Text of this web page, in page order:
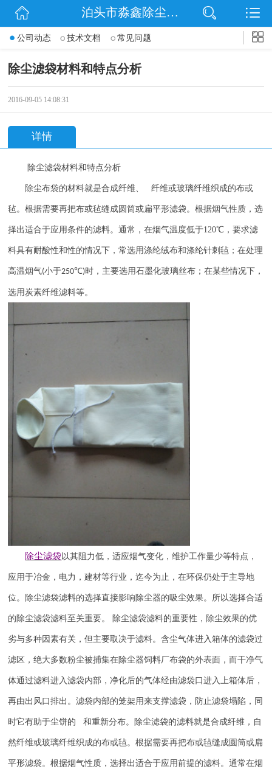
网站首页
泊头市淼鑫除尘配件销售处
公司动态 技术文档 常见问题
除尘滤袋材料和特点分析
2016-09-05 14:08:31
详情
除尘滤袋材料和特点分析
除尘布袋的材料就是合成纤维、 纤维或玻璃纤维织成的布或
毡。根据需要再把布或毡缝成圆筒或扁平形滤袋。根据烟气性质，选
择出适合于应用条件的滤料。通常，在烟气温度低于120℃，要求滤
料具有耐酸性和性的情况下，常选用涤纶绒布和涤纶针刺毡；在处理
高温烟气(小于250℃)时，主要选用石墨化玻璃丝布；在某些情况下，
选用炭素纤维滤料等。
除尘滤袋 以其阻力低，适应烟气变化，维护工作量少等特点，
应用于冶金，电力，建材等行业，迄今为止，在环保仍处于主导地
位。除尘滤袋滤料的选择直接影响除尘器的吸尘效果。所以选择合适
的除尘滤袋滤料至关重要。 除尘滤袋滤料的重要性，除尘效果的优
劣与多种因素有关，但主要取决于滤料。含尘气体进入箱体的滤袋过
滤区，绝大多数粉尘被捕集在除尘器饲料厂布袋的外表面，而干净气
体通过滤料进入滤袋内部，净化后的气体经由滤袋口进入上箱体后，
再由出风口排出。滤袋内部的笼架用来支撑滤袋，防止滤袋塌陷，同
时它有助于尘饼的 和重新分布。除尘滤袋的滤料就是合成纤维，自
然纤维或玻璃纤维织成的布或毡。根据需要再把布或毡缝成圆筒或扁
平形滤袋。根据烟气性质，选择出适合于应用前提的滤料。通常在烟